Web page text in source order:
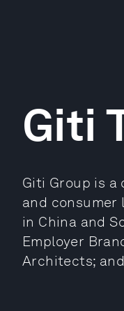
Giti
Giti Group is
and
in China and
Employer
Architects;